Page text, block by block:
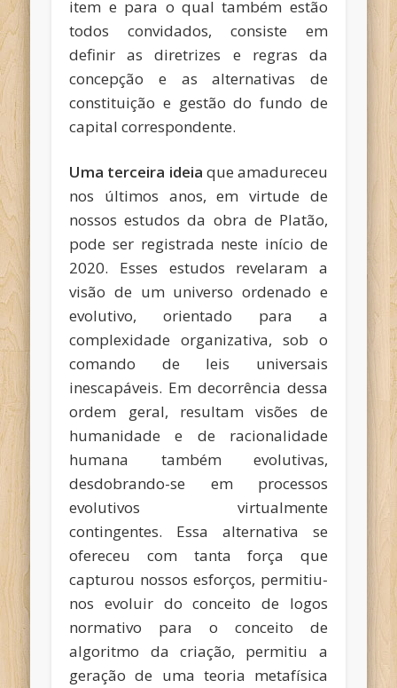
item e para o qual também estão
todos convidados, consiste em
definir as diretrizes e regras da
concepção e as alternativas de
constituição e gestão do fundo de
capital correspondente.
Uma terceira ideia que amadureceu
nos últimos anos, em virtude de
nossos estudos da obra de Platão,
pode ser registrada neste início de
2020. Esses estudos revelaram a
visão de um universo ordenado e
evolutivo, orientado para a
complexidade organizativa, sob o
comando de leis universais
inescapáveis. Em decorrência dessa
ordem geral, resultam visões de
humanidade e de racionalidade
humana também evolutivas,
desdobrando-se em processos
evolutivos virtualmente
contingentes. Essa alternativa se
ofereceu com tanta força que
capturou nossos esforços, permitiu-
nos evoluir do conceito de logos
normativo para o conceito de
algoritmo da criação, permitiu a
geração de uma teoria metafísica